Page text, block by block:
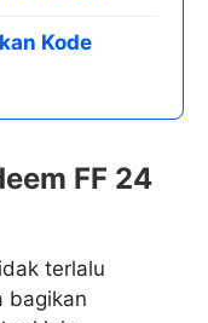
Kode
FF 24
terlalu
bagikan